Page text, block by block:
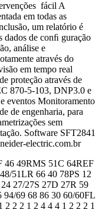
fácil A
em todas as
um relatório é
dados de conﬁ guração
análise e
através do
em tempo real
proteção através de
870-5-103, DNP3.0 e
eventos Monitoramento
de engenharia, para
sem
Software SFT2841
electric.com.br
46 49RMS 51C 64REF
51LR 66 40 78PS 12
27/27S 27D 27R 59
69 68 86 30 60/60FL
2 2 2 1 2 4 4 4 1 2 2 2 1